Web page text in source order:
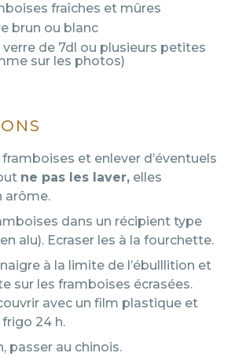
fraîches et mûres
brun ou blanc
de 7dl ou plusieurs petites
sur les photos)
et enlever d’éventuels
ne pas les laver, elles
arôme.
dans un récipient type
alu). Ecraser les à la fourchette.
à la limite de l’ébulllition et
sur les framboises écrasées.
avec un film plastique et
24 h.
passer au chinois.